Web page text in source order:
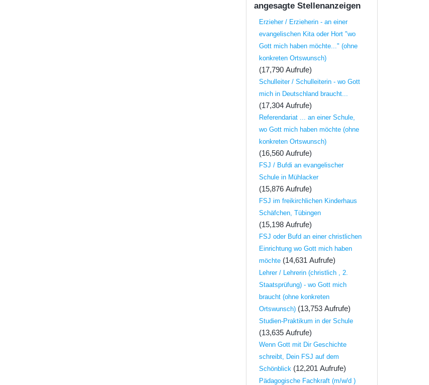
angesagte Stellenanzeigen
Erzieher / Erzieherin - an einer
evangelischen Kita oder Hort "wo
Gott mich haben möchte..." (ohne
konkreten Ortswunsch)
(17,790 Aufrufe)
Schulleiter / Schulleiterin - wo Gott
mich in Deutschland braucht...
(17,304 Aufrufe)
Referendariat ... an einer Schule,
wo Gott mich haben möchte (ohne
konkreten Ortswunsch)
(16,560 Aufrufe)
FSJ / Bufdi an evangelischer
Schule in Mühlacker
(15,876 Aufrufe)
FSJ im freikirchlichen Kinderhaus
Schäfchen, Tübingen
(15,198 Aufrufe)
FSJ oder Bufd an einer christlichen
Einrichtung wo Gott mich haben
möchte(14,631 Aufrufe)
Lehrer / Lehrerin (christlich , 2.
Staatsprüfung) - wo Gott mich
braucht (ohne konkreten
Ortswunsch)(13,753 Aufrufe)
Studien-Praktikum in der Schule
(13,635 Aufrufe)
Wenn Gott mit Dir Geschichte
schreibt, Dein FSJ auf dem
Schönblick (12,201 Aufrufe)
Pädagogische Fachkraft (m/w/d )